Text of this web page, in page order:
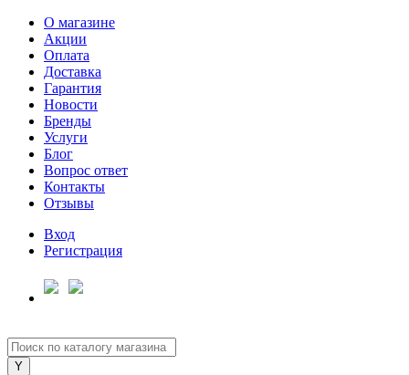
О магазине
Акции
Оплата
Доставка
Гарантия
Новости
Бренды
Услуги
Блог
Вопрос ответ
Контакты
Отзывы
Вход
Регистрация
Для клиентов всех банков
Разбейте
оплатуна части
без переплат
График платежей
Сегодня
25%